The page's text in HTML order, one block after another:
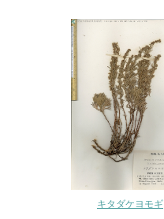
キタダケヨモギ